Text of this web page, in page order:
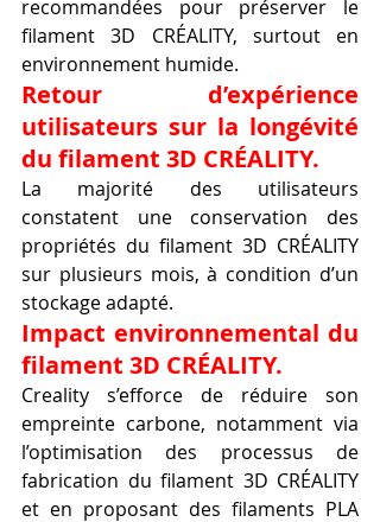
recommandées pour préserver le
filament 3D CRÉALITY, surtout en
environnement humide.
Retour d’expérience
utilisateurs sur la longévité
du filament 3D CRÉALITY.
La majorité des utilisateurs
constatent une conservation des
propriétés du filament 3D CRÉALITY
sur plusieurs mois, à condition d’un
stockage adapté.
Impact environnemental du
filament 3D CRÉALITY.
Creality s’efforce de réduire son
empreinte carbone, notamment via
l’optimisation des processus de
fabrication du filament 3D CRÉALITY
et en proposant des filaments PLA